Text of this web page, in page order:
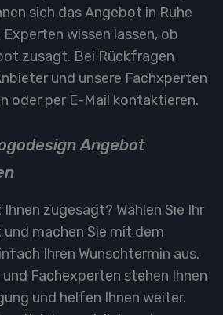
sich das Angebot in Ruhe
Experten wissen lassen, ob
zusagt. Bei Rückfragen
und unsere Fachxperten
oder per E-Mail kontaktieren.
Angebot
zugesagt? Wählen Sie Ihr
machen Sie mit dem
Ihren Wunschtermin aus.
Fachexperten stehen Ihnen
und helfen Ihnen weiter.